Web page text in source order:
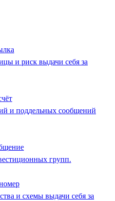
и риск выдачи себя за
и поддельных сообщений
групп.
и схемы выдачи себя за